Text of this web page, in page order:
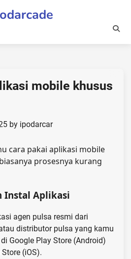
mobile khusus
by ipodarcar
cara pakai aplikasi mobile
prosesnya kurang
Instal Aplikasi
agen pulsa resmi dari
distributor pulsa yang kamu
Google Play Store (Android)
(iOS).